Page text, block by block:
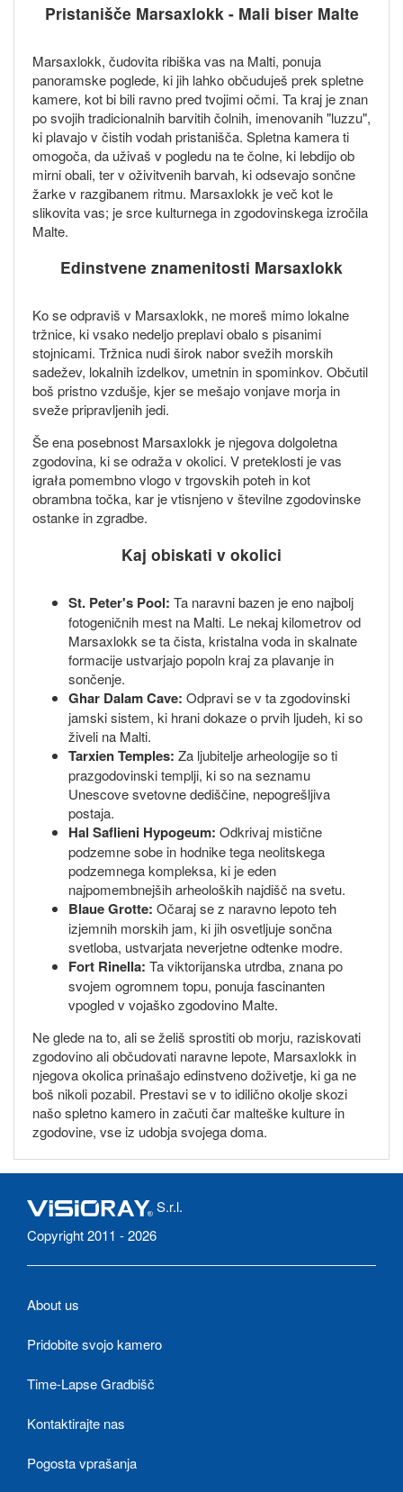
Pristanišče Marsaxlokk - Mali biser Malte
Marsaxlokk, čudovita ribiška vas na Malti, ponuja
panoramske poglede, ki jih lahko občuduješ prek spletne
kamere, kot bi bili ravno pred tvojimi očmi. Ta kraj je znan
po svojih tradicionalnih barvitih čolnih, imenovanih "luzzu",
ki plavajo v čistih vodah pristanišča. Spletna kamera ti
omogoča, da uživaš v pogledu na te čolne, ki lebdijo ob
mirni obali, ter v oživitvenih barvah, ki odsevajo sončne
žarke v razgibanem ritmu. Marsaxlokk je več kot le
slikovita vas; je srce kulturnega in zgodovinskega izročila
Malte.
Edinstvene znamenitosti Marsaxlokk
Ko se odpraviš v Marsaxlokk, ne moreš mimo lokalne
tržnice, ki vsako nedeljo preplavi obalo s pisanimi
stojnicami. Tržnica nudi širok nabor svežih morskih
sadežev, lokalnih izdelkov, umetnin in spominkov. Občutil
boš pristno vzdušje, kjer se mešajo vonjave morja in
sveže pripravljenih jedi.
Še ena posebnost Marsaxlokk je njegova dolgoletna
zgodovina, ki se odraža v okolici. V preteklosti je vas
igrała pomembno vlogo v trgovskih poteh in kot
obrambna točka, kar je vtisnjeno v številne zgodovinske
ostanke in zgradbe.
Kaj obiskati v okolici
St. Peter's Pool: Ta naravni bazen je eno najbolj
fotogeničnih mest na Malti. Le nekaj kilometrov od
Marsaxlokk se ta čista, kristalna voda in skalnate
formacije ustvarjajo popoln kraj za plavanje in
sončenje.
Ghar Dalam Cave: Odpravi se v ta zgodovinski
jamski sistem, ki hrani dokaze o prvih ljudeh, ki so
živeli na Malti.
Tarxien Temples: Za ljubitelje arheologije so ti
prazgodovinski templji, ki so na seznamu
Unescove svetovne dediščine, nepogrešljiva
postaja.
Hal Saflieni Hypogeum: Odkrivaj mistične
podzemne sobe in hodnike tega neolitskega
podzemnega kompleksa, ki je eden
najpomembnejših arheoloških najdišč na svetu.
Blaue Grotte: Očaraj se z naravno lepoto teh
izjemnih morskih jam, ki jih osvetljuje sončna
svetloba, ustvarjata neverjetne odtenke modre.
Fort Rinella: Ta viktorijanska utrdba, znana po
svojem ogromnem topu, ponuja fascinanten
vpogled v vojaško zgodovino Malte.
Ne glede na to, ali se želiš sprostiti ob morju, raziskovati
zgodovino ali občudovati naravne lepote, Marsaxlokk in
njegova okolica prinašajo edinstveno doživetje, ki ga ne
boš nikoli pozabil. Prestavi se v to idilično okolje skozi
našo spletno kamero in začuti čar malteške kulture in
zgodovine, vse iz udobja svojega doma.
S.r.l.
Copyright 2011 - 2026
About us
Pridobite svojo kamero
Time-Lapse Gradbišč
Kontaktirajte nas
Pogosta vprašanja